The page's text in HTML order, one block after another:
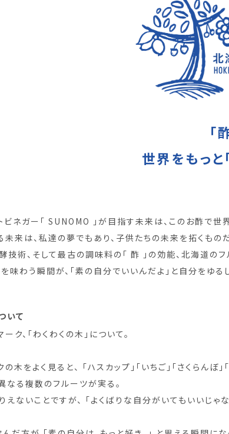
「
世界をもっと
ビネガー「 SUNOMO 」が目指す未来は、このお酢で世
未来は、私達の夢でもあり、子供たちの未来を拓くもの
技術、そして最古の調味料の「 酢 」の効能、北海道の
を味わう瞬間が、「素の自分でいいんだよ」と自分をゆ
いて
ク、「わくわくの木」について。
木をよく見ると、 「ハスカップ」「いちご」「さくらんぼ」
なる複数のフルーツが実る。
ないことですが、 「よくばりな自分がいてもいいじゃ